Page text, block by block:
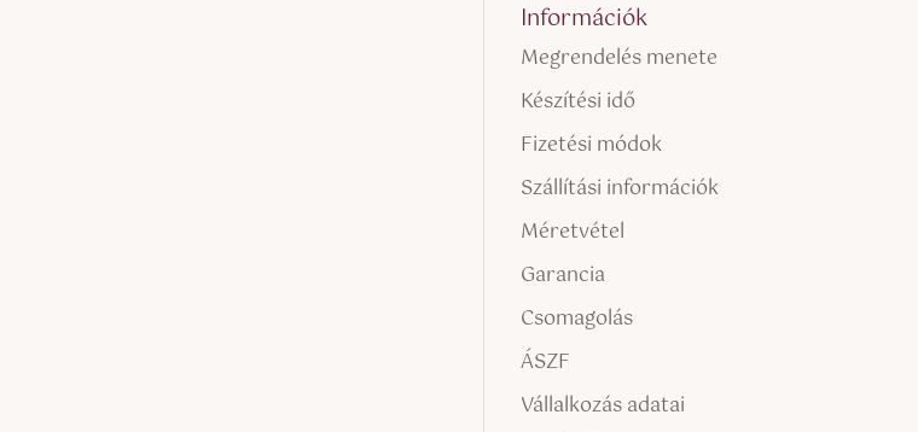
Információk
Megrendelés menete
Készítési idő
Fizetési módok
Szállítási információk
Méretvétel
Garancia
Csomagolás
ÁSZF
Vállalkozás adatai